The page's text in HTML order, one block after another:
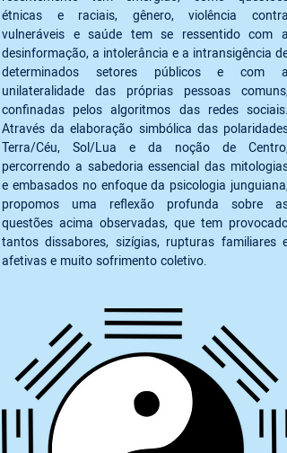
étnicas e raciais, gênero, violência contra
vulneráveis e saúde tem se ressentido com a
desinformação, a intolerância e a intransigência de
determinados setores públicos e com a
unilateralidade das próprias pessoas comuns,
confinadas pelos algoritmos das redes sociais.
Através da elaboração simbólica das polaridades
Terra/Céu, Sol/Lua e da noção de Centro,
percorrendo a sabedoria essencial das mitologias
e embasados no enfoque da psicologia junguiana,
propomos uma reflexão profunda sobre as
questões acima observadas, que tem provocado
tantos dissabores, sizígias, rupturas familiares e